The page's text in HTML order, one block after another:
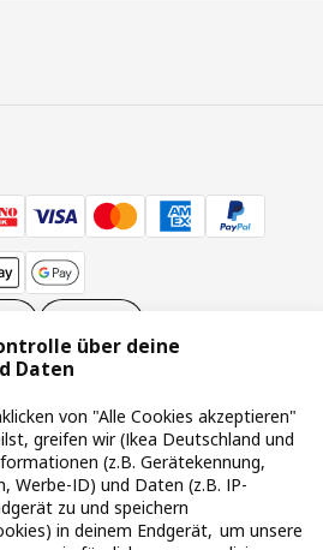
- Am Wandersmann 2-4, 65719 Hofheim-
1999-2026
DatenschutzerklärungImpressum
Vertrauensstelle
über deine
Daten
von "Alle Cookies akzeptieren"
greifen wir (Ikea Deutschland und
(z.B. Gerätekennung,
Werbe-ID) und Daten (z.B. IP-
zu und speichern
in deinem Endgerät, um unsere